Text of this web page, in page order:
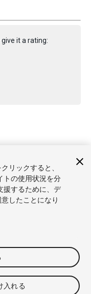
it a rating:
フォーラム
プライバシーポリシー
ない
リックすると、
トの使用状況を分
援するために、デ
したことになり
入れる